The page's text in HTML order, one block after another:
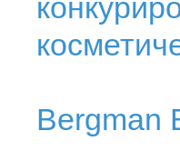
Bergman